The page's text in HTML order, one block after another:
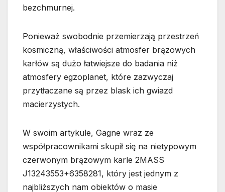
bezchmurnej.
Ponieważ swobodnie przemierzają przestrzeń
kosmiczną, właściwości atmosfer brązowych
karłów są dużo łatwiejsze do badania niż
atmosfery egzoplanet, które zazwyczaj
przytłaczane są przez blask ich gwiazd
macierzystych.
W swoim artykule, Gagne wraz ze
współpracownikami skupił się na nietypowym
czerwonym brązowym karle 2MASS
J13243553+6358281, który jest jednym z
najbliższych nam obiektów o masie